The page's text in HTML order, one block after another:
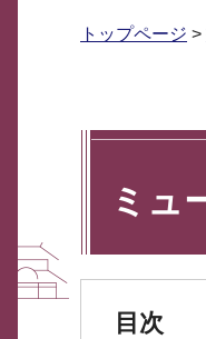
トップページ >
ミュ
目次